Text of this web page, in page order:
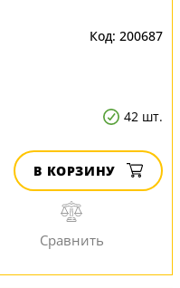
200687
42 шт.
В КОРЗИНУ